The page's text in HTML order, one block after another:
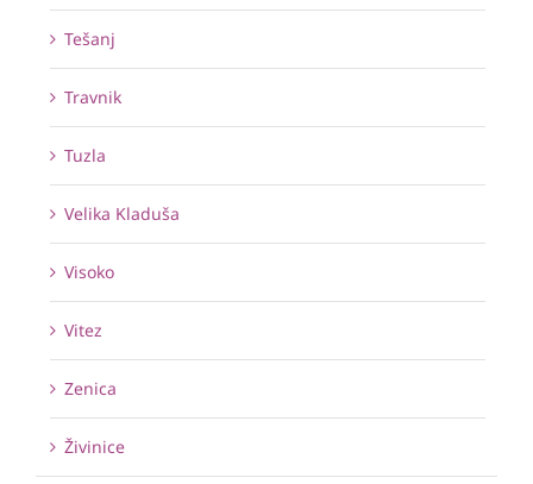
Tešanj
Travnik
Tuzla
Velika Kladuša
Visoko
Vitez
Zenica
Živinice